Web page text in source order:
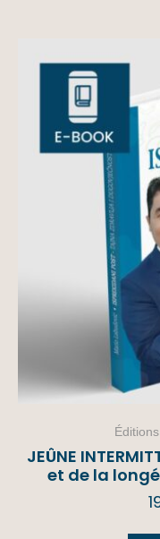
JEÛNE
et de la